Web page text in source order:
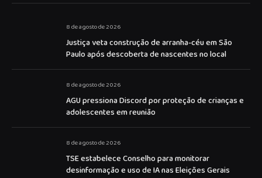
8 de agosto de 2026
Justiça veta construção de arranha-céu em São
Paulo após descoberta de nascentes no local
8 de agosto de 2026
AGU pressiona Discord por proteção de crianças e
adolescentes em reunião
8 de agosto de 2026
TSE estabelece Conselho para monitorar
desinformação e uso de IA nas Eleições Gerais